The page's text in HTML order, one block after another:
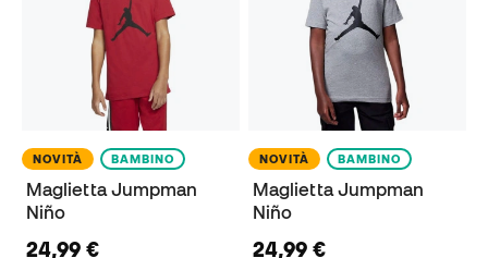
NOVITÀ BAMBINO
Maglietta Jumpman
Niño
24,99 €
NOVITÀ BAMBINO
Maglietta Jumpman
Niño
24,99 €